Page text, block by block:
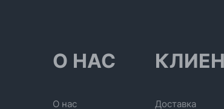
О НАС
О нас
Доставка